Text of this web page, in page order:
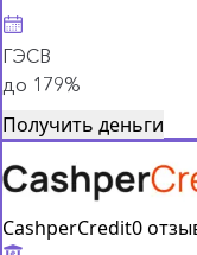
ГЭСВ
до 179%
Получить деньги
CashperCredit0